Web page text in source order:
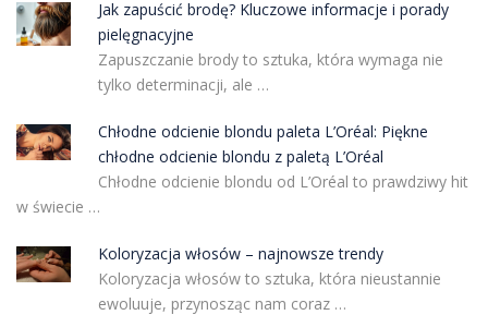
Jak zapuścić brodę? Kluczowe informacje i porady
pielęgnacyjne
Zapuszczanie brody to sztuka, która wymaga nie
tylko determinacji, ale …
Chłodne odcienie blondu paleta L’Oréal: Piękne
chłodne odcienie blondu z paletą L’Oréal
Chłodne odcienie blondu od L’Oréal to prawdziwy hit
w świecie …
Koloryzacja włosów – najnowsze trendy
Koloryzacja włosów to sztuka, która nieustannie
ewoluuje, przynosząc nam coraz …